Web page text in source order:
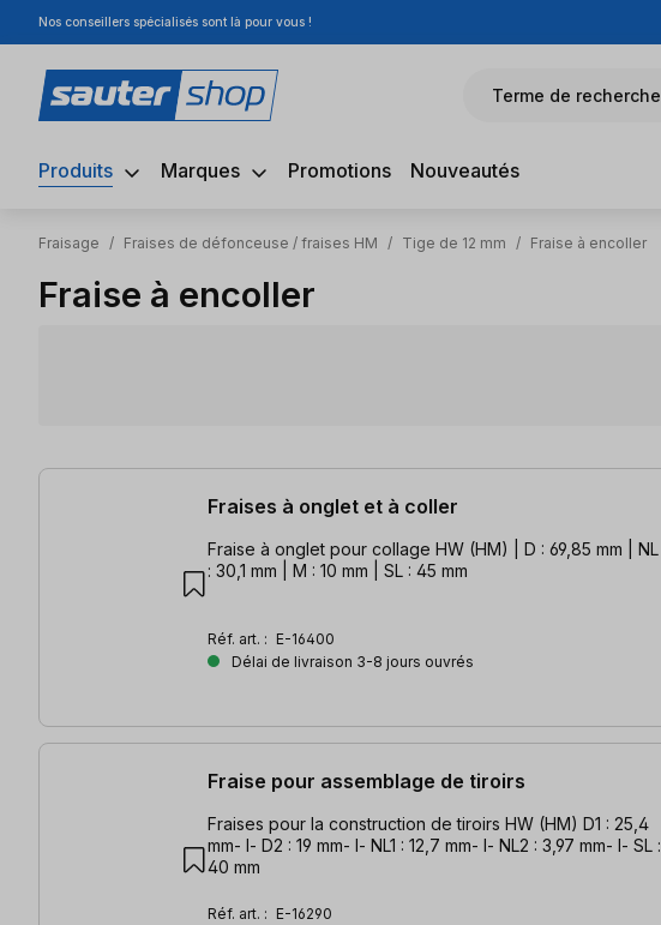
au contenu principal
Passer à la recherche
Passer à la navigation principale
Nos conseillers spécialisés sont là pour vous !
Terme de recherche
Produits Marques Promotions Nouveautés
Fraisage / Fraises de défonceuse / fraises HM / Tige de 12 mm / Fraise à encoller
Fraise à encoller
14 articles trouvés
Fraises à onglet et à coller
Fraise à onglet pour collage HW (HM) | D : 69,85 mm | NL
: 30,1 mm | M : 10 mm | SL : 45 mm
Réf. art. : E-16400
Délai de livraison 3-8 jours ouvrés
Fraise pour assemblage de tiroirs
Fraises pour la construction de tiroirs HW (HM) D1 : 25,4
mm- l- D2 : 19 mm- l- NL1 : 12,7 mm- l- NL2 : 3,97 mm- l- SL :
40 mm
Réf. art. : E-16290